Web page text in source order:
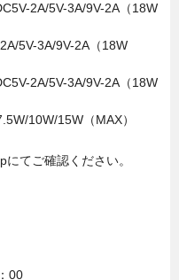
2A/5V-3A/9V-2A（18W
5V-3A/9V-2A（18W
2A/5V-3A/9V-2A（18W
10W/15W（MAX）
てご確認ください。
00